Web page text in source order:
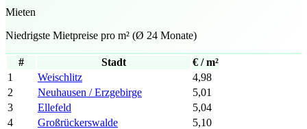
Mieten
Niedrigste Mietpreise pro m² (Ø 24 Monate)
# Stadt
€ / m²
1
Weischlitz
4,98
2
Neuhausen / Erzgebirge
5,01
3
Ellefeld
5,04
4
Großrückerswalde
5,10